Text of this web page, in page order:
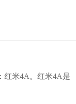
红米4A。红米4A是